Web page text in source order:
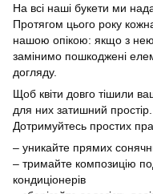
На всі наші букети ми
Протягом цього року
нашою опікою: якщо з
замінимо пошкоджені
догляду.
Щоб квіти довго тішили
для них затишний простір.
Дотримуйтесь простих
– уникайте прямих
– тримайте композицію
кондиціонерів